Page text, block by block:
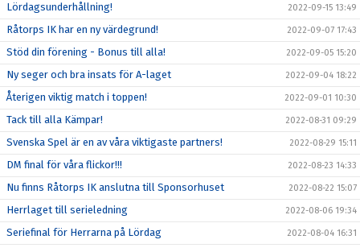
Lördagsunderhållning! 2022-09-15 13:49
Råtorps IK har en ny värdegrund! 2022-09-07 17:43
Stöd din förening - Bonus till alla! 2022-09-05 15:20
Ny seger och bra insats för A-laget 2022-09-04 18:22
Återigen viktig match i toppen! 2022-09-01 10:30
Tack till alla Kämpar! 2022-08-31 09:29
Svenska Spel är en av våra viktigaste partners! 2022-08-29 15:11
DM final för våra flickor!!! 2022-08-23 14:33
Nu finns Råtorps IK anslutna till Sponsorhuset 2022-08-22 15:07
Herrlaget till serieledning 2022-08-06 19:34
Seriefinal för Herrarna på Lördag 2022-08-04 16:31